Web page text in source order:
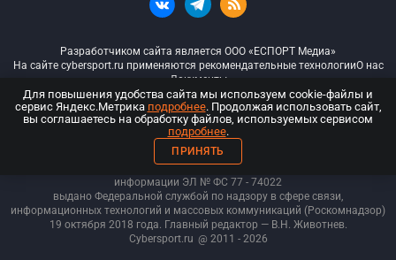
Разработчиком сайта является ООО «ЕСПОРТ Медиа»
На сайте cybersport.ru применяются рекомендательные технологииО нас
Документы
© ООО «Киберспорт.ру» — Все права защищены
18+
ООО «Киберспорт.ру». Свидетельство о регистрации средств массовой
информации ЭЛ № ФС 77 - 74022
выдано Федеральной службой по надзору в сфере связи,
информационных технологий и массовых коммуникаций (Роскомнадзор)
19 октября 2018 года. Главный редактор — В.Н. Животнев.
Cybersport.ru @ 2011 - 2026
Для повышения удобства сайта мы используем cookie-файлы и
сервис Яндекс.Метрика подробнее. Продолжая использовать сайт,
вы соглашаетесь на обработку файлов, используемых сервисом
подробнее.
ПРИНЯТЬ